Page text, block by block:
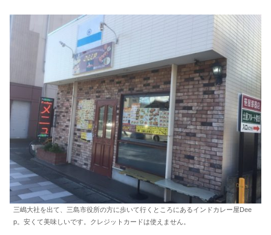
三嶋大社を出て、三島市役所の方に歩いて行くところにあるインドカレー屋Dee
p。安くて美味しいです。クレジットカードは使えません。